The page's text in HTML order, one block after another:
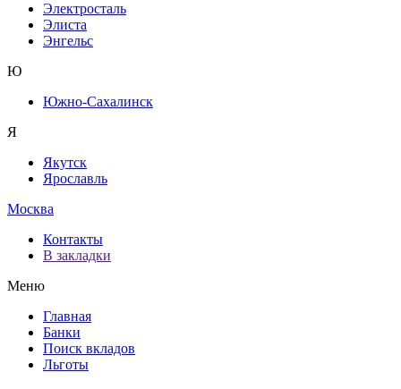
Электросталь
Элиста
Энгельс
Ю
Южно-Сахалинск
Я
Якутск
Ярославль
Москва
Контакты
В закладки
Меню
Главная
Банки
Поиск вкладов
Льготы